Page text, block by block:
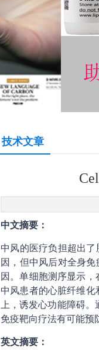
技术文章
中文摘要：
中风的医疗负担超出
因，但中风后对全身
因。单细胞测序显示
中风患者的心脏纤维
上，诱发心功能障碍
免疫靶向疗法有可能预
英文摘要：